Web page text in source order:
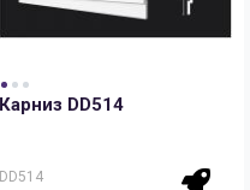
Карниз DD514
DD514